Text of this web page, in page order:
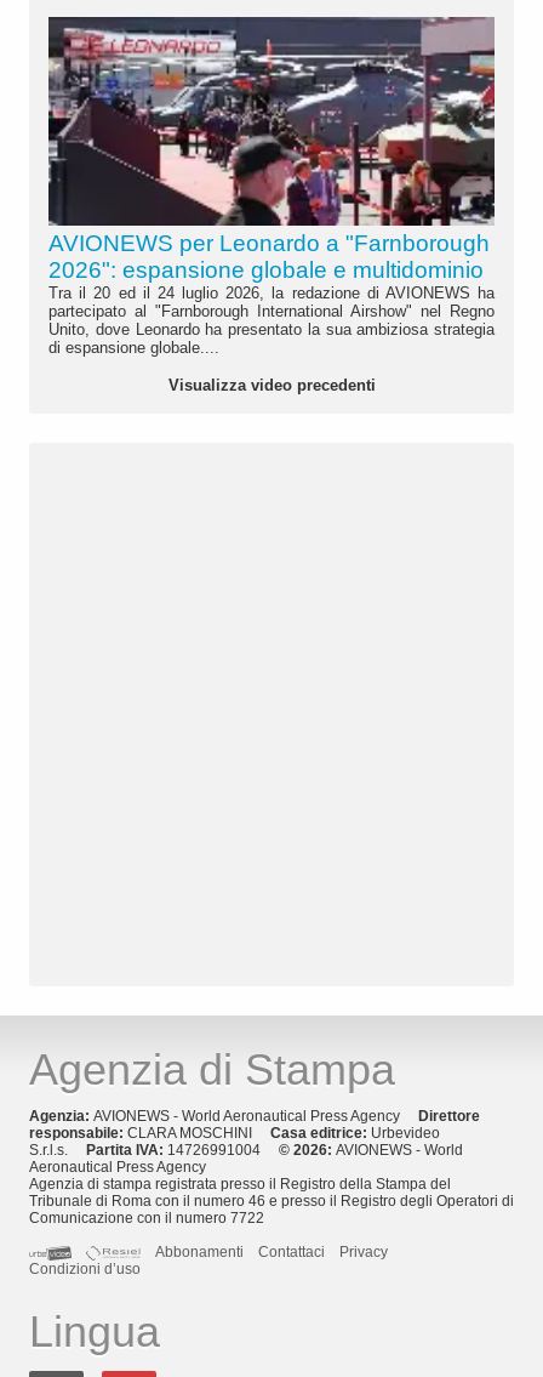
AVIONEWS per Leonardo a "Farnborough
2026": espansione globale e multidominio
Tra il 20 ed il 24 luglio 2026, la redazione di AVIONEWS ha
partecipato al "Farnborough International Airshow" nel Regno
Unito, dove Leonardo ha presentato la sua ambiziosa strategia
di espansione globale....
Visualizza video precedenti
Agenzia di Stampa
Agenzia: AVIONEWS - World Aeronautical Press Agency
Direttore
responsabile: CLARA MOSCHINI Casa editrice: Urbevideo
S.r.l.s.
Partita IVA: 14726991004 © 2026: AVIONEWS - World
Aeronautical Press Agency
Agenzia di stampa registrata presso il Registro della Stampa del
Tribunale di Roma con il numero 46 e presso il Registro degli Operatori di
Comunicazione con il numero 7722
Abbonamenti
Contattaci
Privacy
Condizioni d’uso
Lingua